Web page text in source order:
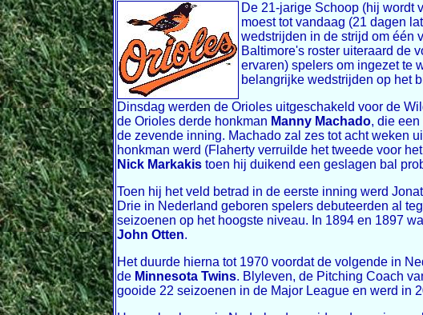
De 21-jarige Schoop (hij wordt
moest tot vandaag (21 dagen
wedstrijden in de strijd om één
Baltimore's roster uiteraard de
ervaren) spelers om ingezet te
belangrijke wedstrijden op het
Dinsdag werden de Orioles uitgeschakeld voor de
de Orioles derde honkman Manny Machado, die
de zevende inning. Machado zal zes tot acht weken
honkman werd (Flaherty verruilde het tweede voor
Nick Markakis toen hij duikend een geslagen bal
Toen hij het veld betrad in de eerste inning werd
Drie in Nederland geboren spelers debuteerden al
seizoenen op het hoogste niveau. In 1894 en 1897
John Otten.
Het duurde hierna tot 1970 voordat de volgende in
de Minnesota Twins. Blyleven, de Pitching Coach
gooide 22 seizoenen in de Major League en werd in